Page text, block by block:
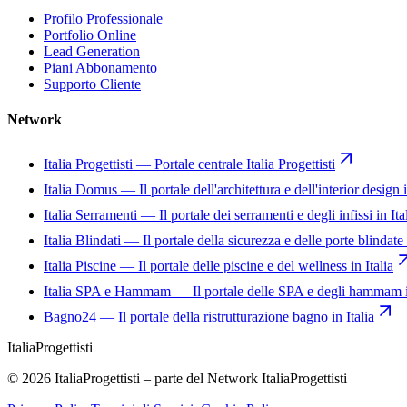
Profilo Professionale
Portfolio Online
Lead Generation
Piani Abbonamento
Supporto Cliente
Network
Italia Progettisti — Portale centrale Italia Progettisti
Italia Domus — Il portale dell'architettura e dell'interior design
Italia Serramenti — Il portale dei serramenti e degli infissi in
Italia Blindati — Il portale della sicurezza e delle porte
Italia Piscine — Il portale delle piscine e del wellness in Italia
Italia SPA e Hammam — Il portale delle SPA e degli hammam
Bagno24 — Il portale della ristrutturazione bagno in Italia
ItaliaProgettisti
© 2026 ItaliaProgettisti – parte del Network ItaliaProgettisti